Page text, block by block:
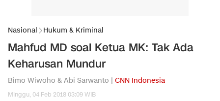
Nasional Hukum & Kriminal
Mahfud MD soal Ketua MK: Tak Ada
Keharusan Mundur
Bimo Wiwoho & Abi Sarwanto | CNN Indonesia
Minggu, 04 Feb 2018 03:09 WIB